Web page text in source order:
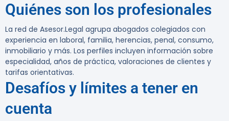
Quiénes son los profesionales
La red de Asesor.Legal agrupa abogados colegiados con
experiencia en laboral, familia, herencias, penal, consumo,
inmobiliario y más. Los perfiles incluyen información sobre
especialidad, años de práctica, valoraciones de clientes y
tarifas orientativas.
Desafíos y límites a tener en
cuenta